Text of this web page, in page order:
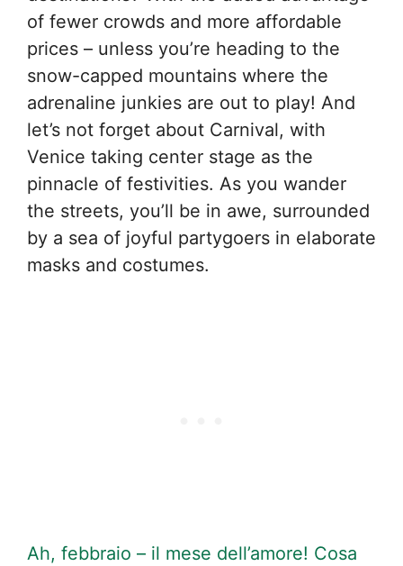
of fewer crowds and more affordable
prices – unless you’re heading to the
snow-capped mountains where the
adrenaline junkies are out to play! And
let’s not forget about Carnival, with
Venice taking center stage as the
pinnacle of festivities. As you wander
the streets, you’ll be in awe, surrounded
by a sea of joyful partygoers in elaborate
masks and costumes.
Ah, febbraio – il mese dell’amore! Cosa